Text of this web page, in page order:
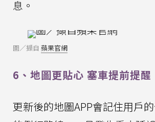
息。
圖／擷自 蘋果官網
6、地圖更貼心 塞車提前提醒
更新後的地圖APP會記住用戶